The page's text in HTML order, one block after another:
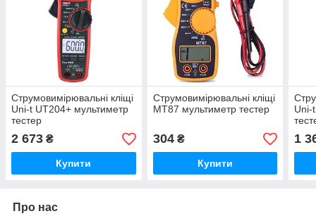
Струмовимірювальні кліщі
Uni-t UT204+ мультиметр
тестер
2 673 ₴
Купити
Струмовимірювальні кліщі
MT87 мультиметр тестер
304₴
Купити
Uni-
1
Про нас